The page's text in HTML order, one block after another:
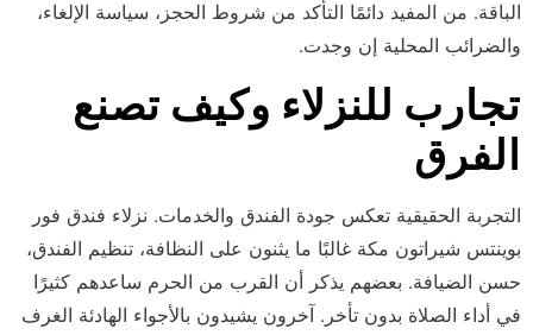
الباقة. من المفيد دائمًا التأكد من شروط الحجز، سياسة الإلغاء،
والضرائب المحلية إن وجدت.
تجارب للنزلاء وكيف تصنع
الفرق
التجربة الحقيقية تعكس جودة الفندق والخدمات. نزلاء فندق فور
بوينتس شيراتون مكة غالبًا ما يثنون على النظافة، تنظيم الفندق،
حسن الضيافة. بعضهم يذكر أن القرب من الحرم ساعدهم كثيرًا
في أداء الصلاة بدون تأخر. آخرون يشيدون بالأجواء الهادئة الغرف